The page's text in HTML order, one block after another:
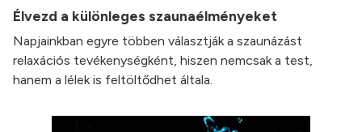
Élvezd a különleges szaunaélményeket
Napjainkban egyre többen választják a szaunázást
relaxációs tevékenységként, hiszen nemcsak a test,
hanem a lélek is feltöltődhet általa.